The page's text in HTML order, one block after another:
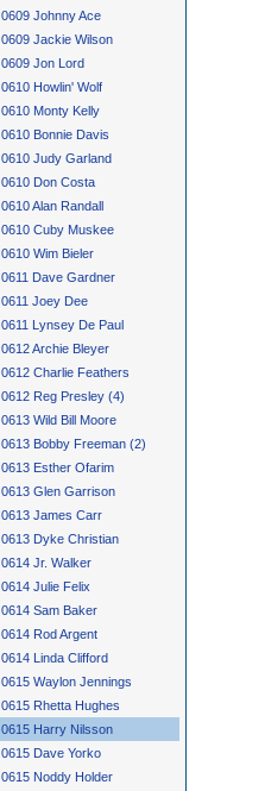
0609 Johnny Ace
0609 Jackie Wilson
0609 Jon Lord
0610 Howlin' Wolf
0610 Monty Kelly
0610 Bonnie Davis
0610 Judy Garland
0610 Don Costa
0610 Alan Randall
0610 Cuby Muskee
0610 Wim Bieler
0611 Dave Gardner
0611 Joey Dee
0611 Lynsey De Paul
0612 Archie Bleyer
0612 Charlie Feathers
0612 Reg Presley (4)
0613 Wild Bill Moore
0613 Bobby Freeman (2)
0613 Esther Ofarim
0613 Glen Garrison
0613 James Carr
0613 Dyke Christian
0614 Jr. Walker
0614 Julie Felix
0614 Sam Baker
0614 Rod Argent
0614 Linda Clifford
0615 Waylon Jennings
0615 Rhetta Hughes
0615 Harry Nilsson
0615 Dave Yorko
0615 Noddy Holder